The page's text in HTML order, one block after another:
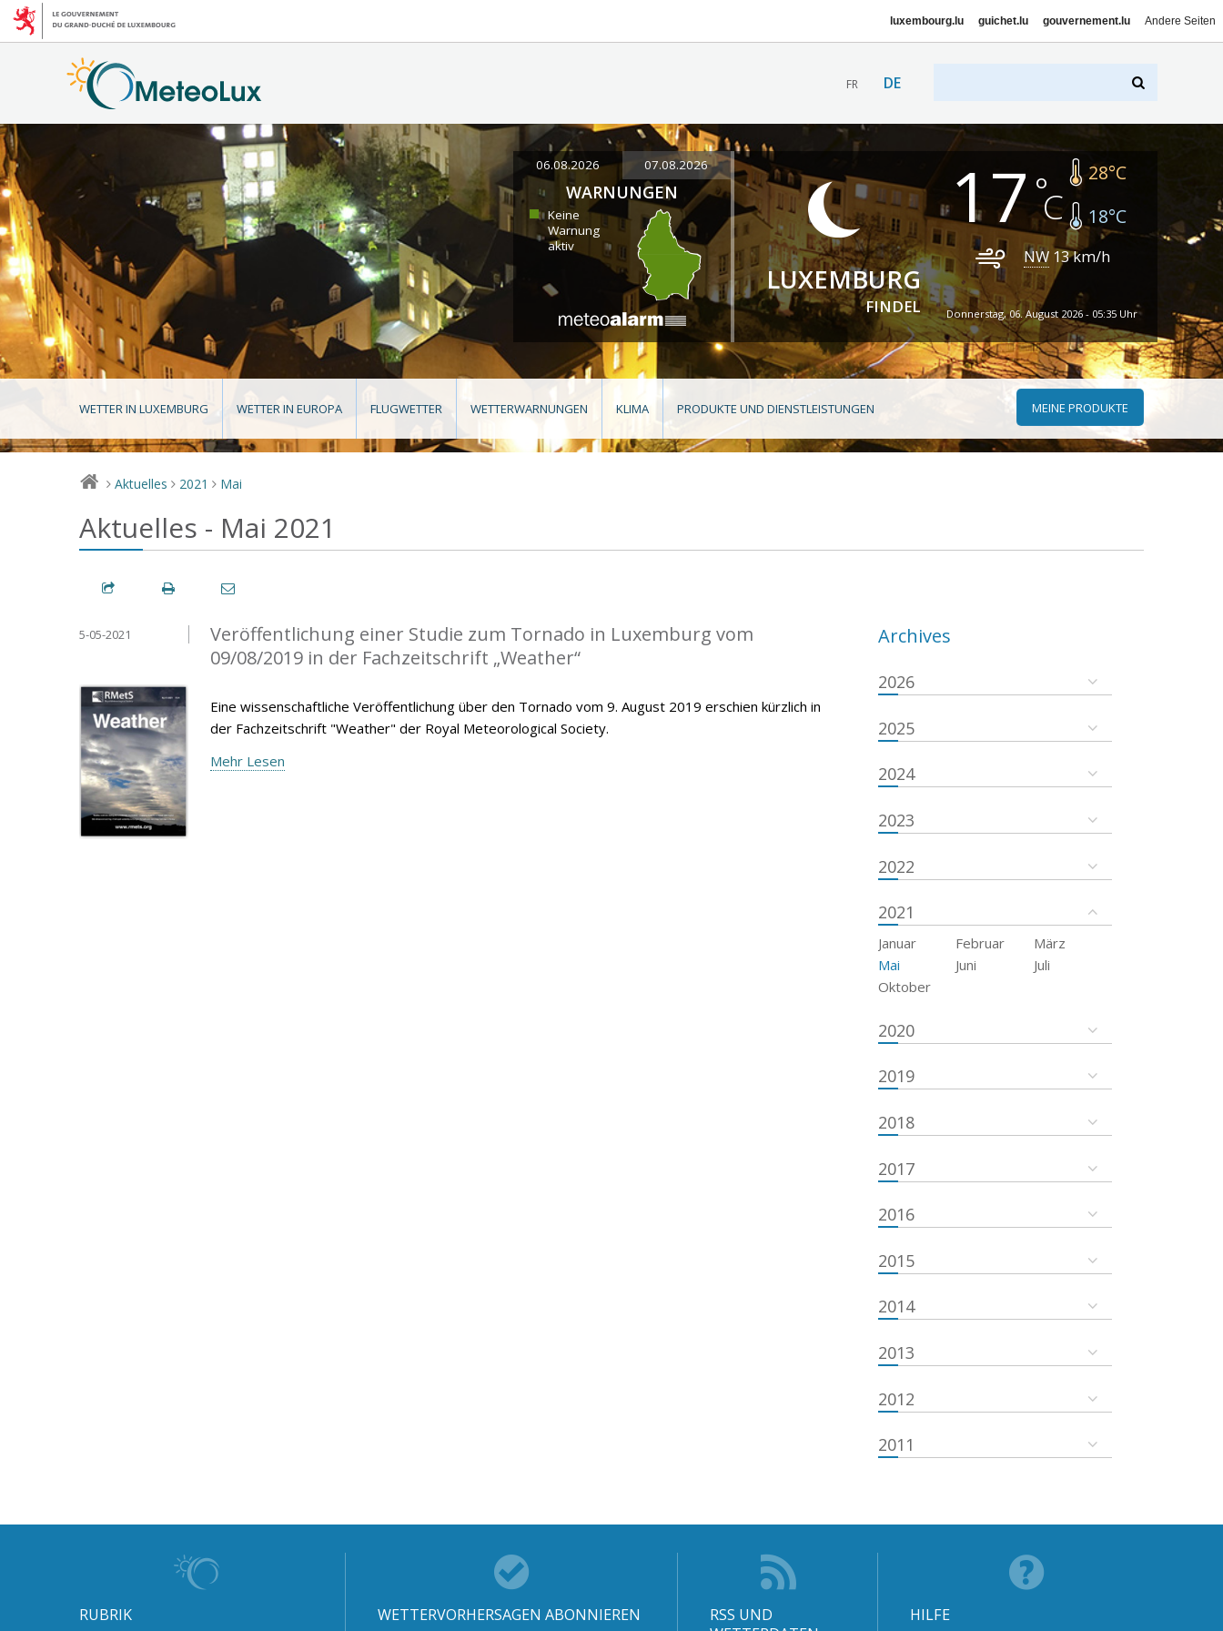
luxembourg.lu guichet.lu gouvernement.lu Andere Seiten
FR DE
06.08.2026 07.08.2026
WARNUNGEN
Keine
Warnung
aktiv
LUXEMBURG
FINDEL
17 28°C
18°C
NW 13km/h
Donnerstag, 06. August 2026 - 05:35 Uhr
WETTER IN LUXEMBURG WETTER IN EUROPA FLUGWETTER WETTERWARNUNGEN KLIMA PRODUKTE UND DIENSTLEISTUNGEN MEINE PRODUKTE
> Aktuelles > 2021 > Mai
Aktuelles - Mai 2021
Veröffentlichung einer Studie zum Tornado in Luxemburg vom
09/08/2019 in der Fachzeitschrift „Weather“
5-05-2021
Eine wissenschaftliche Veröffentlichung über den Tornado vom 9. August 2019 erschien kürzlich in
der Fachzeitschrift "Weather" der Royal Meteorological Society.
Mehr Lesen
Archives
2026
2025
2024
2023
2022
2021
Januar Februar
März
Mai
Juni
Juli
Oktober
2020
2019
2018
2017
2016
2015
2014
2013
2012
2011
RUBRIK WETTERVORHERSAGEN ABONNIEREN
RSS UND
HILFE